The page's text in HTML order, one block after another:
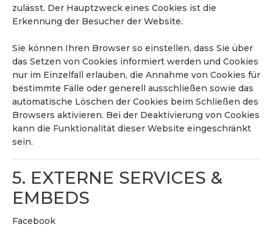
zulässt. Der Hauptzweck eines Cookies ist die
Erkennung der Besucher der Website.
Sie können Ihren Browser so einstellen, dass Sie über
das Setzen von Cookies informiert werden und Cookies
nur im Einzelfall erlauben, die Annahme von Cookies für
bestimmte Fälle oder generell ausschließen sowie das
automatische Löschen der Cookies beim Schließen des
Browsers aktivieren. Bei der Deaktivierung von Cookies
kann die Funktionalität dieser Website eingeschränkt
sein.
5. EXTERNE SERVICES &
EMBEDS
Facebook